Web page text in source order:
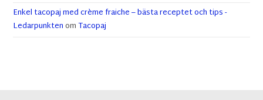
Enkel tacopaj med crème fraiche – bästa receptet och tips -
LedarpunktenomTacopaj